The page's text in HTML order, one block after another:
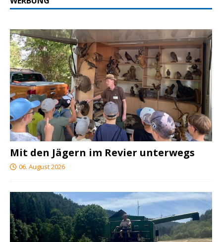
Mit den Jägern im Revier unterwegs
06. August 2026